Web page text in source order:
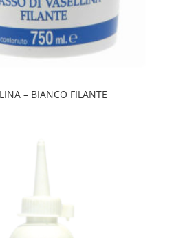
– BIANCO FILANTE